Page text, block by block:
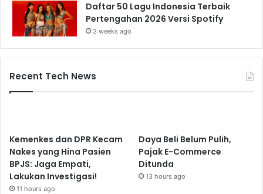
Daftar 50 Lagu Indonesia Terbaik
Pertengahan 2026 Versi Spotify
3 weeks ago
Recent Tech News
Kemenkes dan DPR Kecam
Nakes yang Hina Pasien
BPJS: Jaga Empati,
Lakukan Investigasi!
11 hours ago
Daya Beli Belum Pulih,
Pajak E-Commerce
Ditunda
13 hours ago